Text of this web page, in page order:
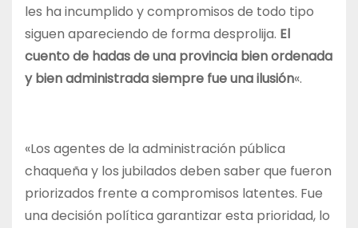
les ha incumplido y compromisos de todo tipo
siguen apareciendo de forma desprolija. El
cuento de hadas de una provincia bien ordenada
y bien administrada siempre fue una ilusión«.
«Los agentes de la administración pública
chaqueña y los jubilados deben saber que fueron
priorizados frente a compromisos latentes. Fue
una decisión política garantizar esta prioridad, lo